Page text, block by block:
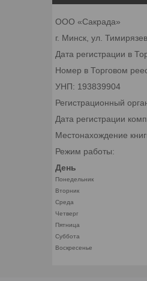
ООО «Сакрада»
г. Минск, ул.
Дата регистрации в
Номер в Торговом
УНП: 193839904
Регистрационный
Дата регистрации
Местонахождение
Режим работы:
День
Понедельник
Вторник
Среда
Четверг
Пятница
Суббота
Воскресенье